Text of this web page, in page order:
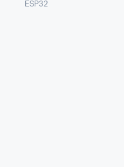
ESP32